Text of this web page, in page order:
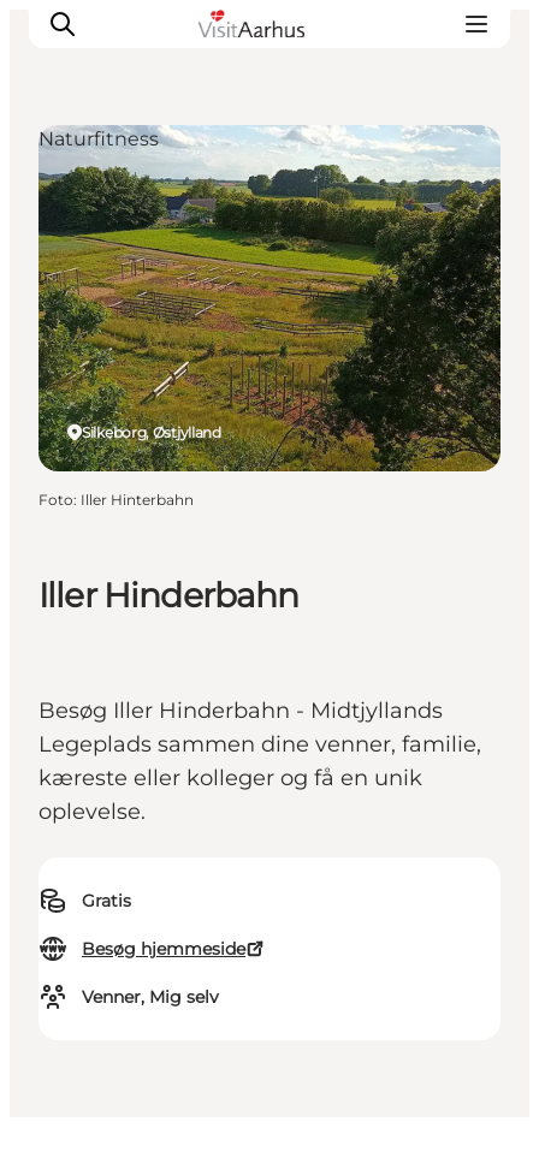
Oplevelser
Kalender
Byer og steder
Planlæg ferien
Transport
Iller Hinderbahn
Besøg Iller Hinderbahn - Midtjyllands
Legeplads sammen dine venner, familie,
kæreste eller kolleger og få en unik
oplevelse.
Gratis
Besøg hjemmeside
Venner, Mig selv
Silkeborg, Østjylland
Naturfitness
Foto: Iller Hinterbahn